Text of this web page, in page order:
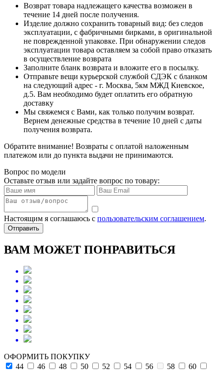
Возврат товара надлежащего качества возможен в
течение 14 дней после получения.
Изделие должно сохранить товарный вид: без следов
эксплуатации, с фабричными бирками, в оригинальной
не поврежденной упаковке. При обнаружении следов
эксплуатации товара оставляем за собой право отказать
в осуществление возврата
Заполните бланк возврата и вложите его в посылку.
Отправьте вещи курьерской службой СДЭК с бланком
на следующий адрес - г. Москва, 5км МЖД Киевское,
д.5. Вам необходимо будет оплатить его обратную
доставку
Мы свяжемся с Вами, как только получим возврат.
Вернем денежные средства в течение 10 дней с даты
получения возврата.
Обратите внимание! Возвраты с оплатой наложенным
платежом или до пункта выдачи не принимаются.
Вопрос по модели
Оставьте отзыв или задайте вопрос по товару:
Настоящим я соглашаюсь с пользовательским соглашением.
Отправить
ВАМ МОЖЕТ ПОНРАВИТЬСЯ
ОФОРМИТЬ ПОКУПКУ
44
46 48 50 52 54 56 58
60